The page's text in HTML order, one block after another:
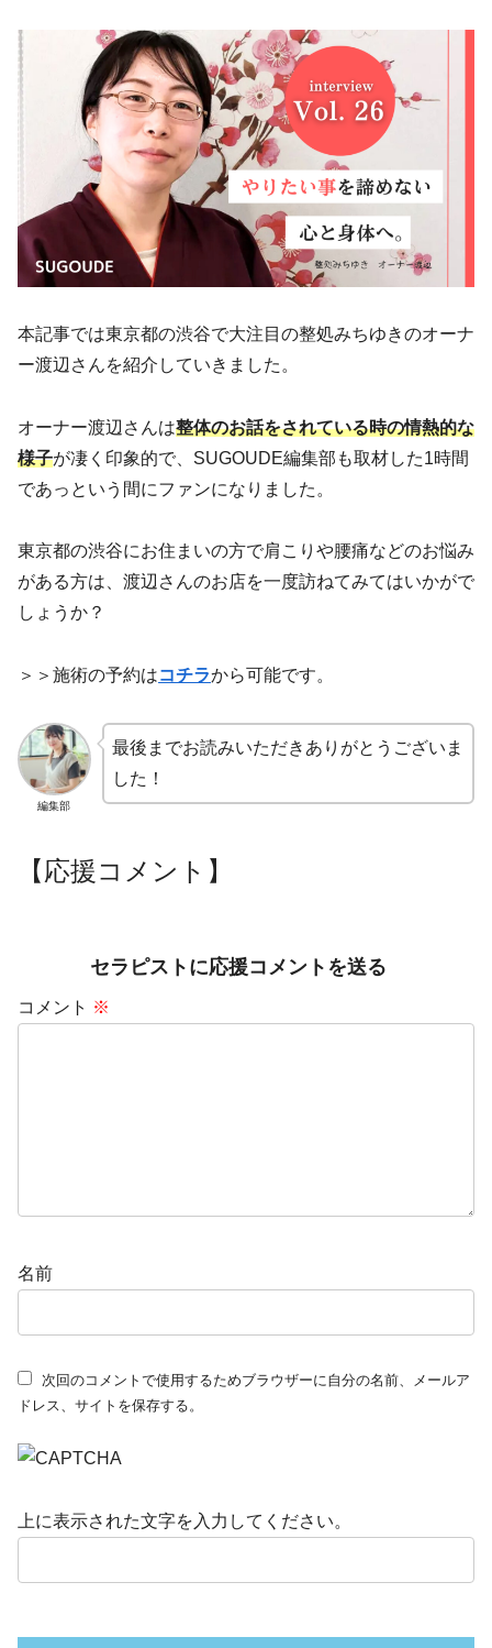
本記事では東京都の渋谷で大注目の整処みちゆきのオーナ
ー渡辺さんを紹介していきました。
オーナー渡辺さんは整体のお話をされている時の情熱的な
様子が凄く印象的で、SUGOUDE編集部も取材した1時間
であっという間にファンになりました。
東京都の渋谷にお住まいの方で肩こりや腰痛などのお悩み
がある方は、渡辺さんのお店を一度訪ねてみてはいかがで
しょうか？
＞＞施術の予約はコチラから可能です。
編集部
最後までお読みいただきありがとうございま
した！
【応援コメント】
セラピストに応援コメントを送る
コメント ※
名前
次回のコメントで使用するためブラウザーに自分の名前、メールア
ドレス、サイトを保存する。
上に表示された文字を入力してください。